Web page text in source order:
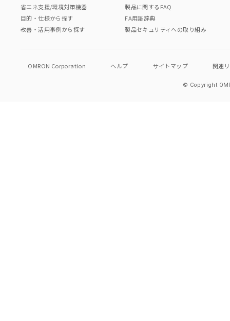
省エネ支援/環境対策機器
目的・仕様から探す
改善・活用事例から探す
製品に関するFAQ
FA用語辞典
製品セキュリティへの取り組み
OMRON Corporation ヘルプ サイトマップ 関連
© Copyright